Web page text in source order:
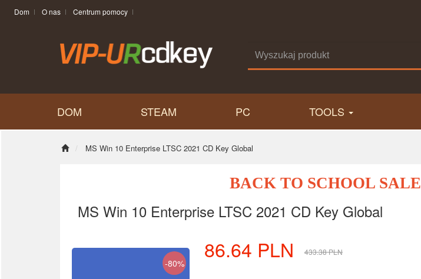
Dom O nas Centrum pomocy
DOM STEAM PC TOOLS
MS Win 10 Enterprise LTSC 2021 CD Key Global
BACK TO SCHOOL SALE
MS Win 10 Enterprise LTSC 2021 CD Key Global
-80%
86.64 PLN 433.38PLN